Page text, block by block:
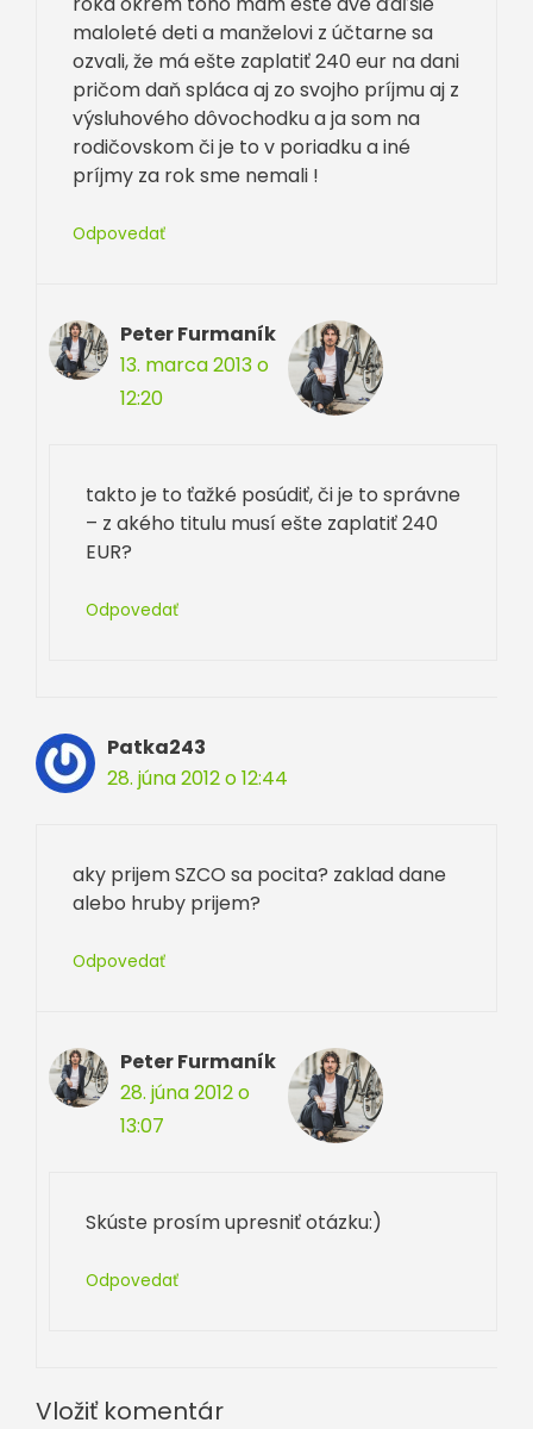
maloleté deti a manželovi z účtarne sa
ozvali, že má ešte zaplatiť 240 eur na dani
pričom daň spláca aj zo svojho príjmu aj z
výsluhového dôvochodku a ja som na
rodičovskom či je to v poriadku a iné
príjmy za rok sme nemali !
Odpovedať
Peter Furmaník
13. marca 2013 o
12:20
takto je to ťažké posúdiť, či je to správne
– z akého titulu musí ešte zaplatiť 240
EUR?
Odpovedať
Patka243
28. júna 2012 o 12:44
aky prijem SZCO sa pocita? zaklad dane
alebo hruby prijem?
Odpovedať
Peter Furmaník
28. júna 2012 o
13:07
Skúste prosím upresniť otázku:)
Odpovedať
Vložiť komentár